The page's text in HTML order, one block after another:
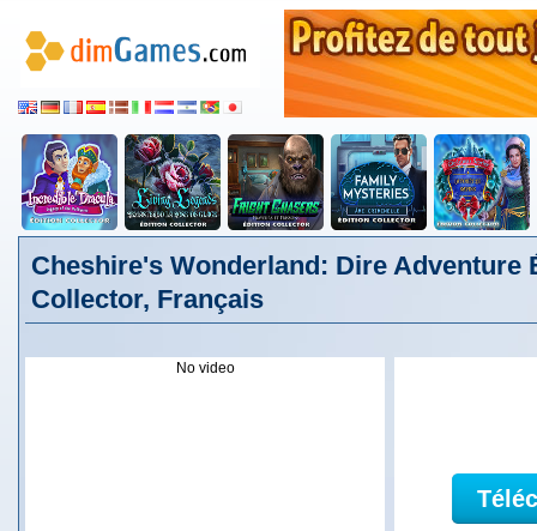
Cheshire's Wonderland: Dire Adventure
Collector, Français
No video